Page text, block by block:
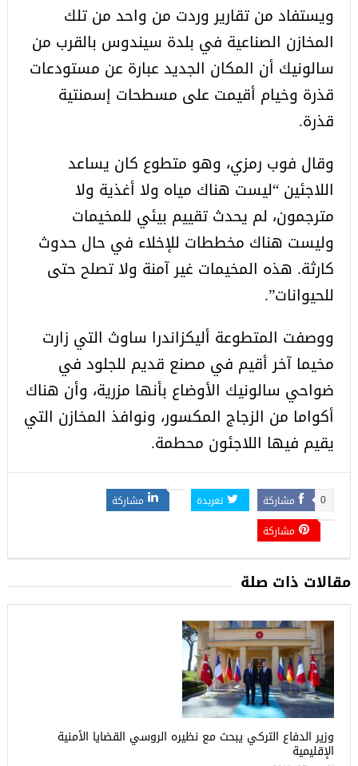
ويستفاد من تقارير وردت من واحد من تلك
المخازن الصناعية في بلدة سيندوس بالقرب من
سالونيك أن المكان الجديد عبارة عن مستودعات
قذرة وخيام أقيمت على مسطحات إسمنتية
قذرة.
وقال فوب رمزي، وهو متطوع كان يساعد
اللاجئين “ليست هناك مياه ولا أغذية ولا
مترجمون، لم يحدث تقييم بيئي للمخيمات
وليست هناك مخططات للإخلاء في حال حدوث
كارثة. هذه المخيمات غير آمنة ولا تصلح حتى
للحيوانات”.
ووصفت المتطوعة أليكزاندرا ساوث التي زارت
مخيما آخر أقيم في مصنع قديم للجلود في
ضواحي سالونيك الأوضاع بأنها مزرية، وأن هناك
أكواما من الزجاج المكسور، ونوافذ المخازن التي
يقيم فيها اللاجئون محطمة.
مشاركة 0 تغريدة
مشاركة
مشاركة
مقالات ذات صلة
وزير الدفاع التركي يبحث مع نظيره الروسي القضايا الأمنية
الإقليمية